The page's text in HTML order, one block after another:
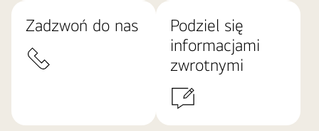
Zadzwoń do nas
Podziel się
informacjami
zwrotnymi